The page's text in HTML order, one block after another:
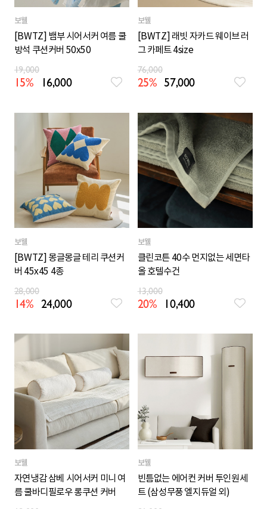
보웰
[BWTZ] 뱀부 시어서커 여름 쿨
방석 쿠션커버 50x50
19,000
15% 16,000
보웰
[BWTZ] 래빗 자카드 웨이브 러
그 카페트 4size
76,000
25% 57,000
보웰
[BWTZ] 몽글몽글 테리 쿠션커
버 45x45 4종
28,000
14% 24,000
보웰
클린코튼 40수 먼지없는 세면타
올 호텔수건
13,000
20% 10,400
보웰
자연냉감 삼베 시어서커 미니 여
름 쿨바디필로우 롱쿠션 커버
보웰
빈틈없는 에어컨 커버 투인원세
트 (삼성무풍 엘지듀얼 외)